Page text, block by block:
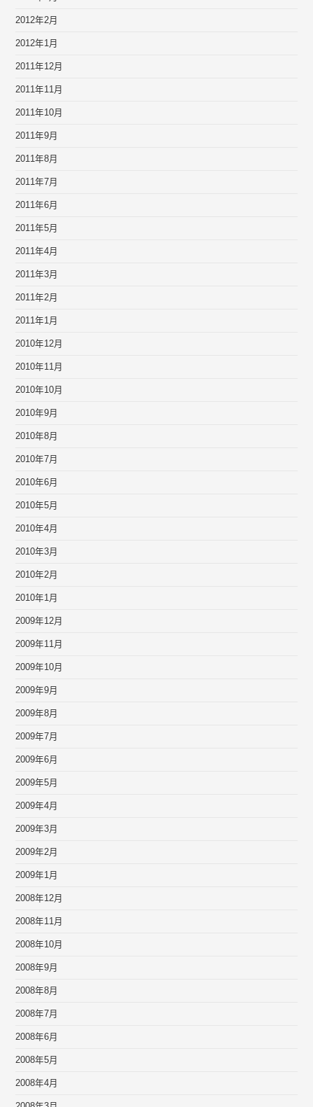
2012年2月
2012年1月
2011年12月
2011年11月
2011年10月
2011年9月
2011年8月
2011年7月
2011年6月
2011年5月
2011年4月
2011年3月
2011年2月
2011年1月
2010年12月
2010年11月
2010年10月
2010年9月
2010年8月
2010年7月
2010年6月
2010年5月
2010年4月
2010年3月
2010年2月
2010年1月
2009年12月
2009年11月
2009年10月
2009年9月
2009年8月
2009年7月
2009年6月
2009年5月
2009年4月
2009年3月
2009年2月
2009年1月
2008年12月
2008年11月
2008年10月
2008年9月
2008年8月
2008年7月
2008年6月
2008年5月
2008年4月